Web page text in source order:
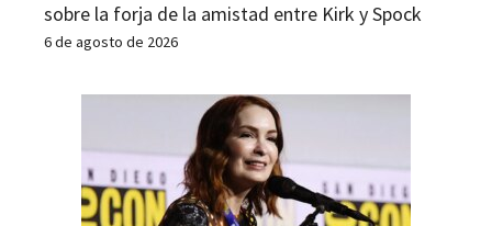
sobre la forja de la amistad entre Kirk y Spock
6 de agosto de 2026